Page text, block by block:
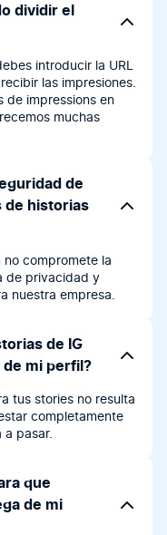
dividir el
introducir la URL
las impresiones.
de impressions en
muchas
de
de historias
no compromete la
de privacidad y
nuestra empresa.
de IG
mi perfil?
tus stories no resulta
completamente
a pasar.
que
de mi